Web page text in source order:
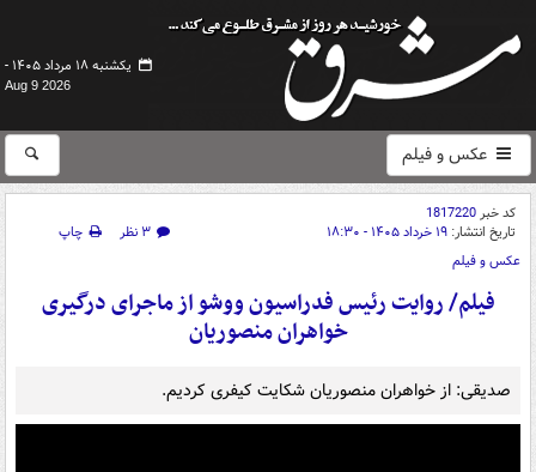
یکشنبه ۱۸ مرداد ۱۴۰۵ -
Aug 9 2026
عکس و فیلم
کد خبر1817220
تاریخ انتشار: ۱۹ خرداد ۱۴۰۵ - ۱۸:۳۰ ۳ نظر
چاپ
عکس و فیلم
فیلم/ روایت رئیس فدراسیون ووشو از ماجرای درگیری
خواهران منصوریان
صدیقی: از خواهران منصوریان شکایت کیفری کردیم.